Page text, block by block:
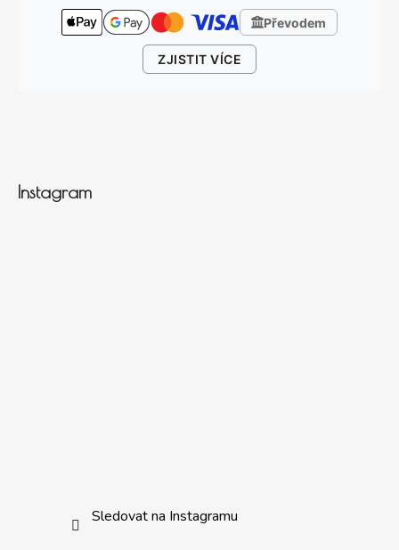
Převodem
ZJISTIT VÍCE
Instagram
Sledovat na Instagramu